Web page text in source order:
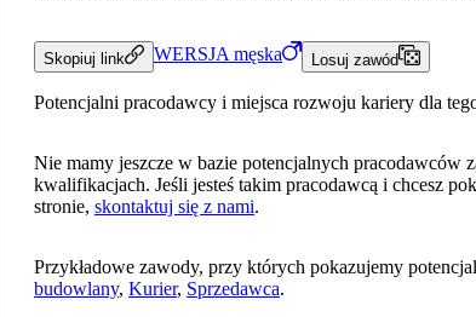
Skopiuj link WERSJA męska Losuj zawód
Potencjalni pracodawcy i miejsca rozwoju kariery dla
Nie mamy jeszcze w bazie potencjalnych pracodawców
kwalifikacjach. Jeśli jesteś takim pracodawcą i chcesz
stronie, skontaktuj się z nami.
Przykładowe zawody, przy których pokazujemy
budowlany, Kurier, Sprzedawca.